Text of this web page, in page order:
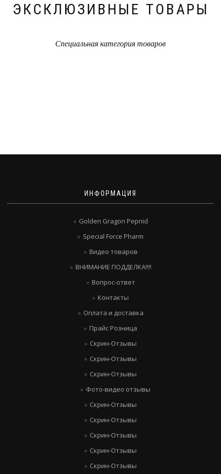
ЭКСКЛЮЗИВНЫЕ ТОВАРЫ
Специальная категория товаров
ИНФОРМАЦИЯ
Golden Gragon Pepnid
Special Force Pharm
Видео товаров
ВНИМАНИЕ ПОДДЕЛКА!!!!
Вопрос-ответ
Контакты
Оплата и доставка
Прайс Розница
Скрин-Отзывы
Скрин-Отзывы
Скрин-Отзывы
Фото-видео отзывы
Скрин-Отзывы
Скрин-Отзывы
Скрин-Отзывы
Скрин-Отзывы
Скрин-Отзывы